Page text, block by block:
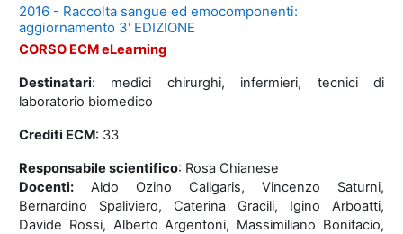
2016 - Raccolta sangue ed emocomponenti:
aggiornamento 3' EDIZIONE
CORSO ECM eLearning
Destinatari: medici chirurghi, infermieri, tecnici di
laboratorio biomedico
Crediti ECM: 33
Responsabile scientifico: Rosa Chianese
Docenti: Aldo Ozino Caligaris, Vincenzo Saturni,
Bernardino Spaliviero, Caterina Gracili, Igino Arboatti,
Davide Rossi, Alberto Argentoni, Massimiliano Bonifacio,